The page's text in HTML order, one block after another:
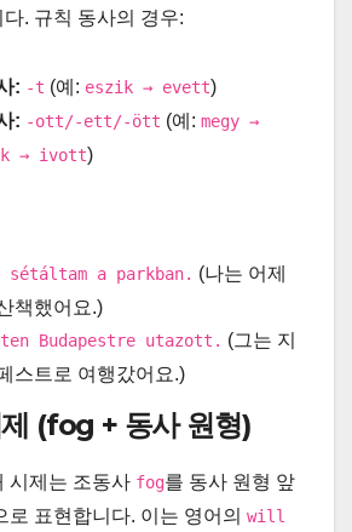
. 규칙 동사의 경우:
: -t (예: eszik → evett)
: -ott/-ett/-ött (예: megy →
→ ivott)
sétáltam a parkban. (나는 어제
책했어요.)
Budapestre utazott. (그는 지
스트로 여행갔어요.)
(fog + 동사 원형)
시제는 조동사 fog를 동사 원형 앞
로 표현합니다. 이는 영어의 will